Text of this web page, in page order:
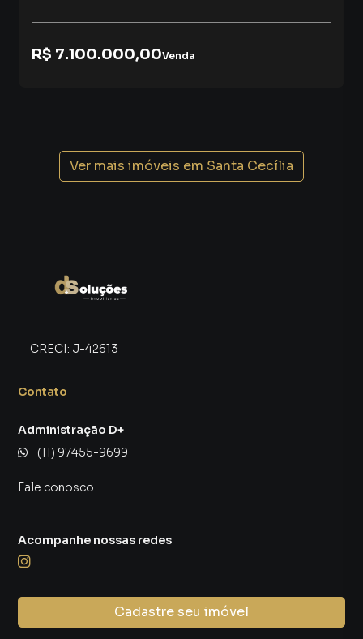
R$ 7.100.000,00Venda
Ver mais imóveis em Santa Cecília
CRECI: J-42613
Contato
Administração D+
(11) 97455-9699
Fale conosco
Cadastre seu imóvel
Acompanhe nossas redes